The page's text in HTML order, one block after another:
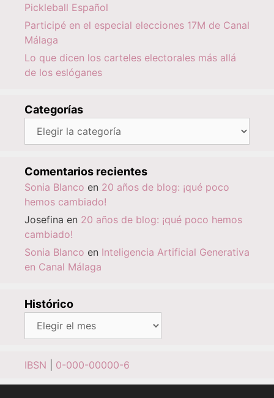
Pickleball Español
Participé en el especial elecciones 17M de Canal
Málaga
Lo que dicen los carteles electorales más allá
de los eslóganes
Categorías
Comentarios recientes
Sonia Blanco en 20 años de blog: ¡qué poco
hemos cambiado!
Josefina en 20 años de blog: ¡qué poco hemos
cambiado!
Sonia Blanco en Inteligencia Artificial Generativa
en Canal Málaga
Histórico
IBSN 0-000-00000-6